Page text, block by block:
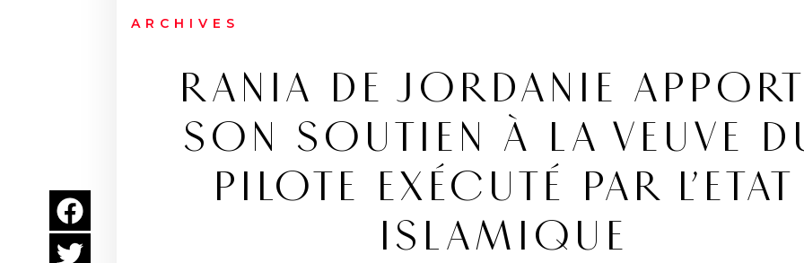
ARCHIVES
RANIA DE JORDANIE
SON SOUTIEN À LA VEUVE
PILOTE EXÉCUTÉ PAR L’ETAT
ISLAMIQUE